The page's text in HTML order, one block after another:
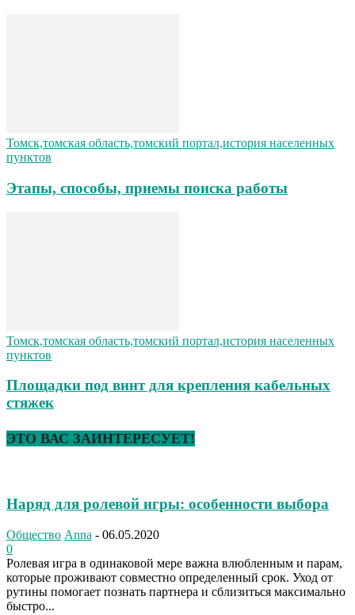
Томск,томская область,томский портал,история населенных
пунктов
Этапы, способы, приемы поиска работы
Томск,томская область,томский портал,история населенных
пунктов
Площадки под винт для крепления кабельных
стяжек
ЭТО ВАС ЗАИНТЕРЕСУЕТ!
Наряд для ролевой игры: особенности выбора
Общество Anna - 06.05.2020
0
Ролевая игра в одинаковой мере важна влюбленным и парам,
которые проживают совместно определенный срок. Уход от
рутины помогает познать партнера и сблизиться максимально
быстро...